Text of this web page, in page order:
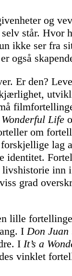
og
står. Hvor
ikke ser fra
også
Er den?
Wonderful Life
om
lag
inn
grad
lille
IDon Juan
I It’s a
vinklet